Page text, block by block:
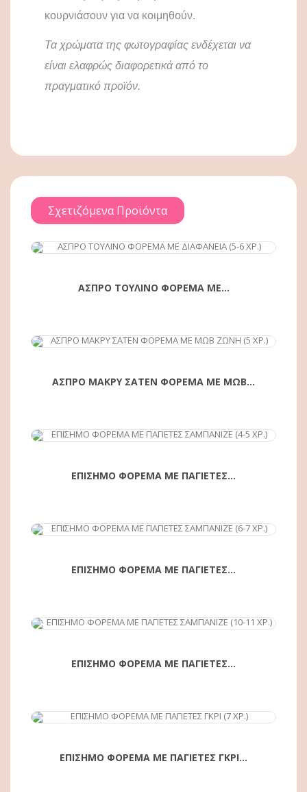
κουρνιάσουν για να κοιμηθούν.
Τα χρώματα της φωτογραφίας ενδέχεται να
είναι ελαφρώς διαφορετικά από το
πραγματικό προϊόν.
Σχετιζόμενα Προϊόντα
ΑΓΟΡΆ
ΑΣΠΡΟ ΤΟΥΛΙΝΟ ΦΟΡΕΜΑ ΜΕ...
ΑΓΟΡΆ
ΑΣΠΡΟ ΜΑΚΡΥ ΣΑΤΕΝ ΦΟΡΕΜΑ ΜΕ ΜΩΒ...
ΕΠΙΣΗΜΟ ΦΟΡΕΜΑ ΜΕ ΠΑΓΙΕΤΕΣ...
ΕΠΙΣΗΜΟ ΦΟΡΕΜΑ ΜΕ ΠΑΓΙΕΤΕΣ...
ΕΠΙΣΗΜΟ ΦΟΡΕΜΑ ΜΕ ΠΑΓΙΕΤΕΣ...
ΕΠΙΣΗΜΟ ΦΟΡΕΜΑ ΜΕ ΠΑΓΙΕΤΕΣ ΓΚΡΙ...